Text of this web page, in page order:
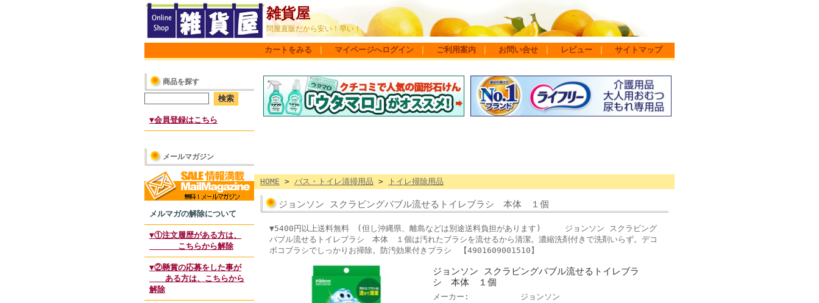
雑貨屋
問屋直販だから安い！早い！
カートをみる マイページへログイン ご利用案内 お問い合せ レビュー サイトマップ
商品を探す
▼会員登録はこちら
メールマガジン
メルマガの解除について
▼①注文履歴がある方は、
こちらから解除
▼②懸賞の応募をした事が
ある方は、こちらから
解除
HOME > バス・トイレ清掃用品 > トイレ掃除用品
ジョンソン スクラビングバブル流せるトイレブラシ 本体 １個
▼5400円以上送料無料 (但し沖縄県、離島などは別途送料負担があります) ジョンソン スクラビング
バブル流せるトイレブラシ 本体 １個は汚れたブラシを流せるから清潔。濃縮洗剤付きで洗剤いらず。デコ
ボコブラシでしっかりお掃除。防汚効果付きブラシ 【4901609001510】
ジョンソン スクラビングバブル流せるトイレブラ
シ 本体 １個
メーカー:
ジョンソン